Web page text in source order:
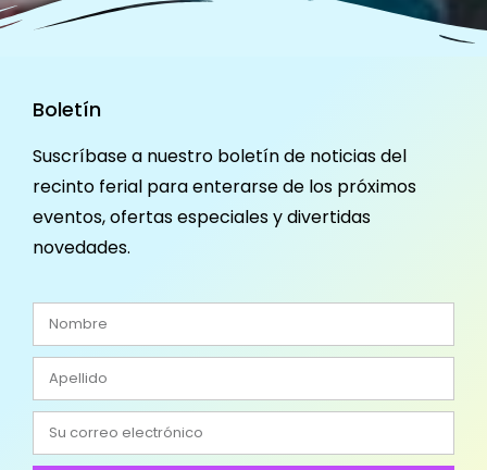
Boletín
Suscríbase a nuestro boletín de noticias del
recinto ferial para enterarse de los próximos
eventos, ofertas especiales y divertidas
novedades.